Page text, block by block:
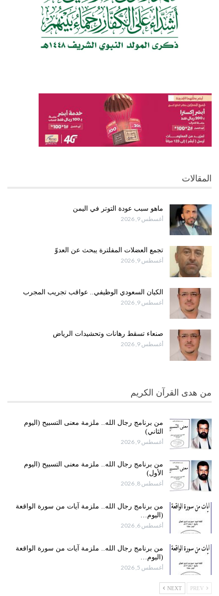
المقالات
ماهو سبب عودة التوتر في اليمن
أغسطس 9, 2026
تجمع العضلات المفلترة يبحث عن العدوّ
أغسطس 9, 2026
الكيان السعودي الوظيفي.. عواقب تجريب المجرب
أغسطس 9, 2026
صنعاء تسقط رهانات وتحشيدات الرياض
أغسطس 9, 2026
من هدى القرآن الكريم
من برنامج رجال الله.. ملزمة معنى التسبيح (اليوم
الثاني)
أغسطس 9, 2026
من برنامج رجال الله.. ملزمة معنى التسبيح (اليوم
الأول)
أغسطس 8, 2026
من برنامج رجال الله.. ملزمة آيات من سورة الواقعة
(اليوم…
أغسطس 6, 2026
من برنامج رجال الله.. ملزمة آيات من سورة الواقعة
(اليوم…
أغسطس 5, 2026
NEXT